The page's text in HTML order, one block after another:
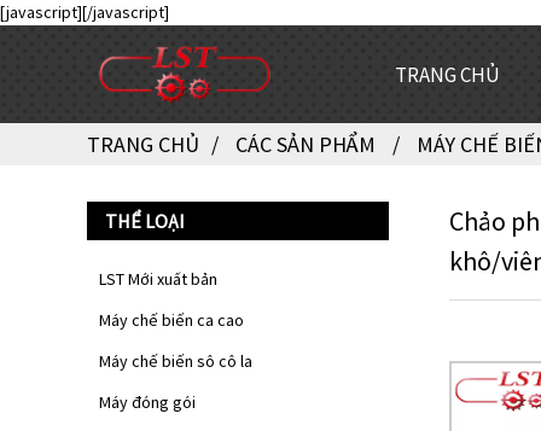
[javascript][/javascript]
TRANG CHỦ
TRANG CHỦ CÁC SẢN PHẨM MÁY CHẾ
THỂ LOẠI
LST Mới xuất bản
Máy chế biến ca cao
Máy chế biến sô cô la
Máy đóng gói
Chảo
khô/